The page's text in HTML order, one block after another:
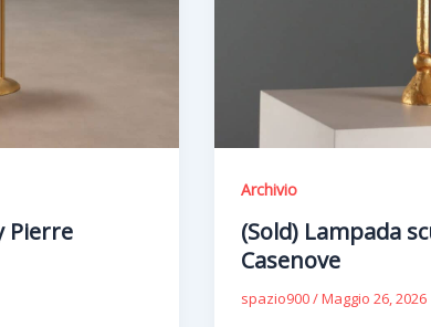
Pierre
Archivio
(Sold) Lampada
Casenove
spazio900/Maggio 26, 2026